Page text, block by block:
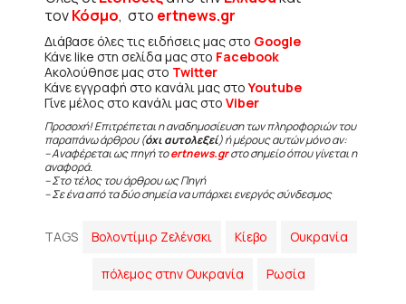
τονΚόσμο, στο ertnews.gr
Διάβασε όλες τις ειδήσεις μας στο Google
Κάνε like στη σελίδα μας στο Facebook
Ακολούθησε μας στο Twitter
Κάνε εγγραφή στο κανάλι μας στοYoutube
Γίνε μέλος στο κανάλι μας στο Viber
Προσοχή! Επιτρέπεται η αναδημοσίευση των πληροφοριών του
παραπάνω άρθρου (όχι αυτολεξεί) ή μέρους αυτών μόνο αν:
– Αναφέρεται ως πηγή τοertnews.grστο σημείο όπου γίνεται η
αναφορά.
– Στο τέλος του άρθρου ως Πηγή
– Σε ένα από τα δύο σημεία να υπάρχει ενεργός σύνδεσμος
TAGS Βολοντίμιρ Ζελένσκι Κίεβο Ουκρανία
πόλεμος στην Ουκρανία Ρωσία